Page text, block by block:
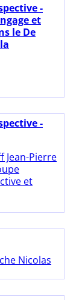
-
et
le De
-
Jean-Pierre
et
Nicolas